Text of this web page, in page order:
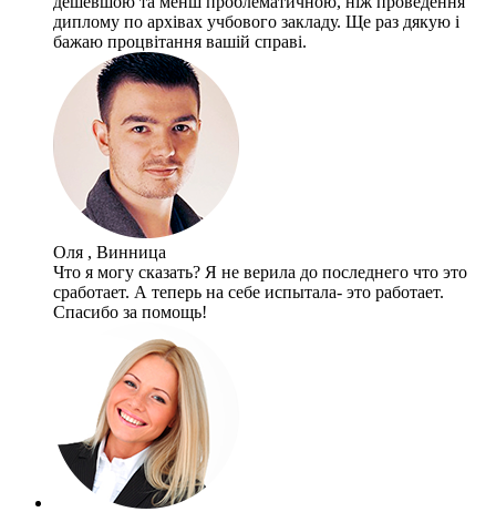
диплому по архівах учбового закладу. Ще раз дякую і
бажаю процвітання вашій справі.
Оля , Винница
Что я могу сказать? Я не верила до последнего что это
сработает. А теперь на себе испытала- это работает.
Спасибо за помощь!